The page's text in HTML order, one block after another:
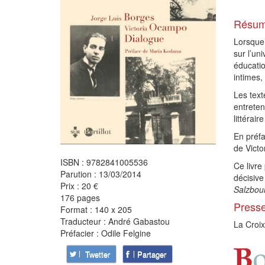
ISBN : 9782841005536
Parution : 13/03/2014
Prix : 20 €
176 pages
Format : 140 x 205
Traducteur : André Gabastou
Préfacier : Odile Felgine
Twetter Partager
sur
Les
En
de
Ce livre
La